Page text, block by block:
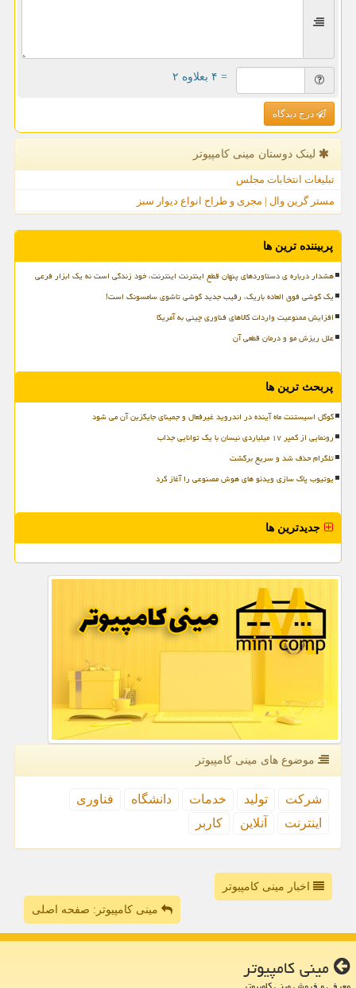
= ۴ بعلاوه ۲
درج دیدگاه
لینک دوستان مینی كامپیوتر
تبلیغات انتخابات مجلس
مستر گرین وال | مجری و طراح انواع دیوار سبز
پربیننده ترین ها
هشدار درباره ی دستاوردهای پنهان قطع اینترنت اینترنت، خود زندگی است نه یک ابزار فرعی
یک گوشی فوق العاده باریک، رقیب جدید گوشی تاشوی سامسونگ است!
افزایش ممنوعیت واردات کالاهای فناوری چینی به آمریکا
علل ریزش مو و درمان قطعی آن
پربحث ترین ها
گوگل اسیستنت ماه آینده در اندروید غیرفعال و جمینای جایگزین آن می شود
رونمایی از کمپر ۱۷ میلیاردی نیسان با یک توانایی جذاب
تلگرام حذف شد و سریع برگشت
یوتیوب پاک سازی ویدئو های هوش مصنوعی را آغاز کرد
جدیدترین ها
موضوع های مینی كامپیوتر
شركت تولید خدمات دانشگاه
فناوری
اینترنت
آنلاین كاربر
اخبار مینی کامپیوتر
مینی کامپیوتر: صفحه اصلی
مینی كامپیوتر